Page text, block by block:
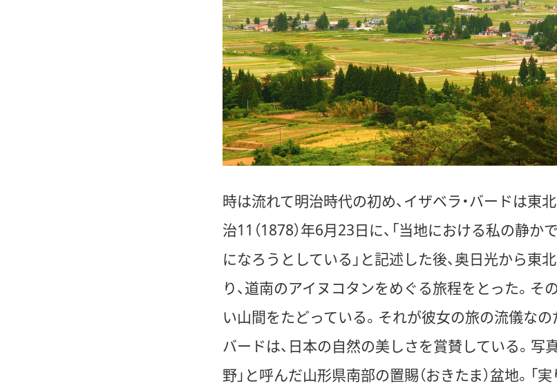
時は流れて明治時代の初め、イザベラ・バードは東
治11（1878）年6月23日に、「当地における私の静か
になろうとしている」と記述した後、奥日光から東
り、道南のアイヌコタンをめぐる旅程をとった。そ
い山間をたどっている。それが彼女の旅の流儀なの
バードは、日本の自然の美しさを賞賛している。写
野」と呼んだ山形県南部の置賜（おきたま）盆地。「